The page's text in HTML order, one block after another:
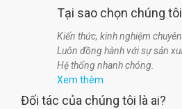
Tại sao chọn chúng
Kiến thức, kinh nghiệm
Luôn đồng hành với sự sản
Hệ thống nhanh chóng.
Xem thêm
Đối tác của chúng tôi là ai?